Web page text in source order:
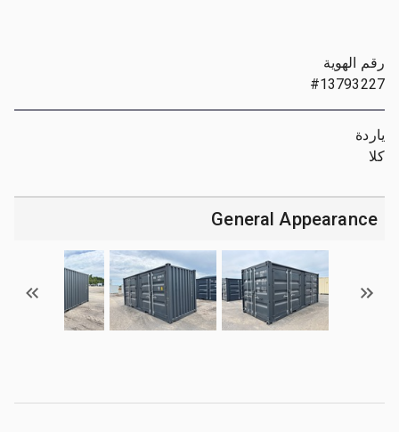
رقم الهوية
#13793227
ياردة
كلا
General Appearance